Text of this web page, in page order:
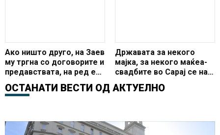
Ако ништо друго, на Заев
му тргна со договорите и
предавствата, на ред е
Гоце Делчев и
историјата
Државата за некого
мајка, за некого маќеа-
свадбите во Сарај се над
законот во Македонија,
власта замижува пред
ОСТАНАТИ ВЕСТИ ОД АКТУЕЛНО